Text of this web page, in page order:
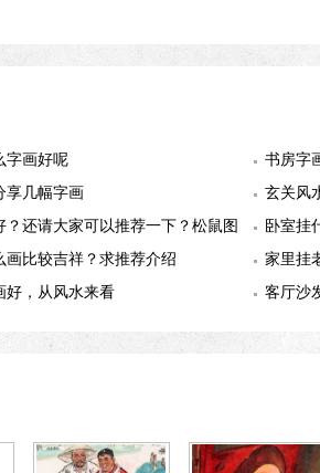
字画好呢
书房字
享几幅字画
玄关风
？还请大家可以推荐一下？松鼠图
卧室挂
幅
画比较吉祥？求推荐介绍
家里挂
好，从风水来看
客厅沙